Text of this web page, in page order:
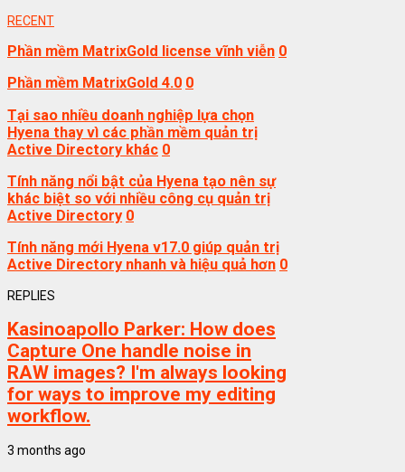
RECENT
Phần mềm MatrixGold license vĩnh viễn 0
Phần mềm MatrixGold 4.0 0
Tại sao nhiều doanh nghiệp lựa chọn
Hyena thay vì các phần mềm quản trị
Active Directory khác 0
Tính năng nổi bật của Hyena tạo nên sự
khác biệt so với nhiều công cụ quản trị
Active Directory 0
Tính năng mới Hyena v17.0 giúp quản trị
Active Directory nhanh và hiệu quả hơn 0
REPLIES
Kasinoapollo Parker: How does
Capture One handle noise in
RAW images? I'm always looking
for ways to improve my editing
workflow.
3 months ago